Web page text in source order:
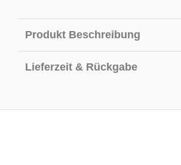
Produkt Beschreibung
Lieferzeit & Rückgabe